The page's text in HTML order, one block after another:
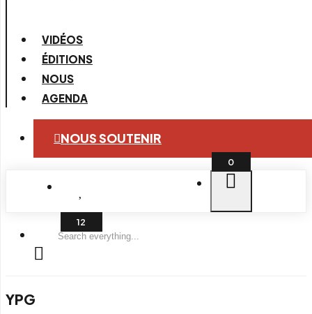
VIDÉOS
ÉDITIONS
NOUS
AGENDA
NOUS SOUTENIR
0
Search
YPG